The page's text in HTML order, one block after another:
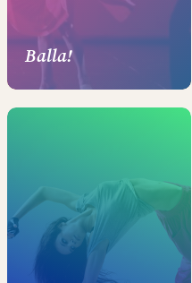
Balla!